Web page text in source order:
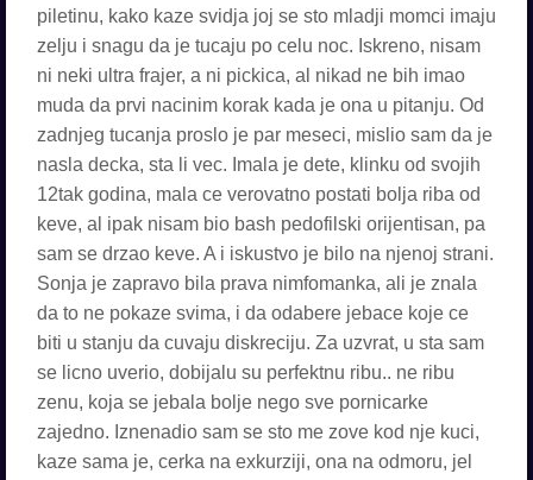
piletinu, kako kaze svidja joj se sto mladji momci imaju
zelju i snagu da je tucaju po celu noc. Iskreno, nisam
ni neki ultra frajer, a ni pickica, al nikad ne bih imao
muda da prvi nacinim korak kada je ona u pitanju. Od
zadnjeg tucanja proslo je par meseci, mislio sam da je
nasla decka, sta li vec. Imala je dete, klinku od svojih
12tak godina, mala ce verovatno postati bolja riba od
keve, al ipak nisam bio bash pedofilski orijentisan, pa
sam se drzao keve. A i iskustvo je bilo na njenoj strani.
Sonja je zapravo bila prava nimfomanka, ali je znala
da to ne pokaze svima, i da odabere jebace koje ce
biti u stanju da cuvaju diskreciju. Za uzvrat, u sta sam
se licno uverio, dobijalu su perfektnu ribu.. ne ribu
zenu, koja se jebala bolje nego sve pornicarke
zajedno. Iznenadio sam se sto me zove kod nje kuci,
kaze sama je, cerka na exkurziji, ona na odmoru, jel